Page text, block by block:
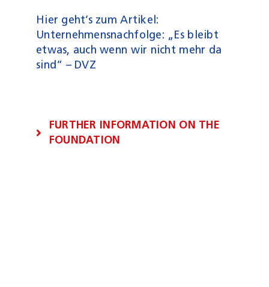
Hier geht’s zum Artikel:
Unternehmensnachfolge: „Es bleibt
etwas, auch wenn wir nicht mehr da
sind“ – DVZ
FURTHER INFORMATION ON THE
FOUNDATION